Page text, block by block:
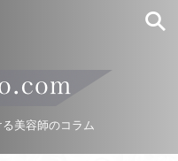
美容師のコラム